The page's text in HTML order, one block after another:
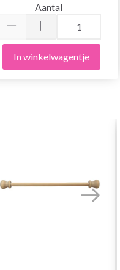
Aantal
In winkelwagentje